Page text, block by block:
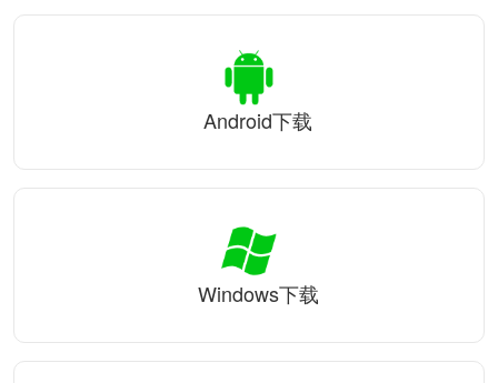
Android下载
Windows下载